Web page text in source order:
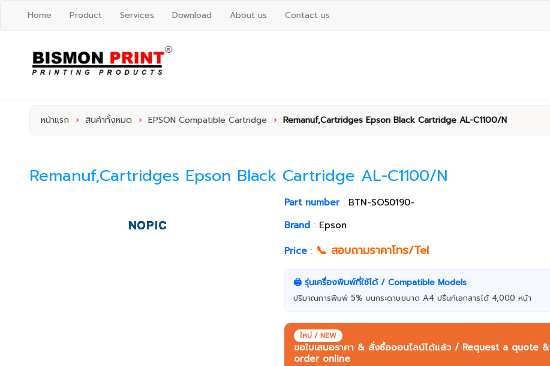
Home Product Services Download About us Contact us
หน้าแรก › สินค้าทั้งหมด › EPSON Compatible Cartridge › Remanuf,Cartridges Epson Black Cartridge AL-C1100/N
Remanuf,Cartridges Epson Black Cartridge AL-C1100/N
Part number: BTN-SO50190-
Brand : Epson
Price : 📞 สอบถามราคาโทร/Tel
🖨️ รุ่นเครื่องพิมพ์ที่ใช้ได้ / Compatible Models
ปริมาณการพิมพ์ 5% บนกระดาษขนาด A4 ปริ้นท์เอกสารได้ 4,000 หน้า
ใหม่ / NEW
ขอใบเสนอราคา & สั่งซื้อออนไลน์ได้แล้ว / Request a quote &
order online